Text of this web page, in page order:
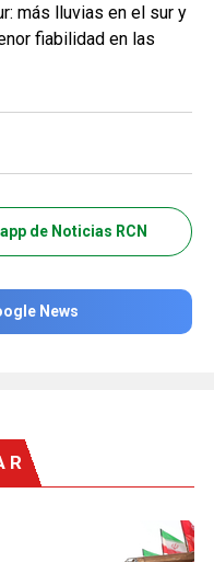
más lluvias en el sur y
fiabilidad en las
de Noticias RCN
News